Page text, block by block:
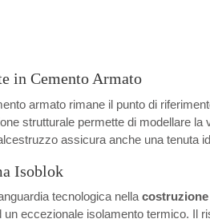
in Cemento Armato
armato rimane il punto di
strutturale permette di modellare
assicura anche una tenuta
Isoblok
tecnologica nella
eccezionale isolamento termico. Il